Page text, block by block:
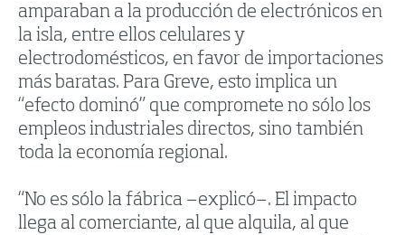
amparaban a la producción de electrónicos en
la isla, entre ellos celulares y
electrodomésticos, en favor de importaciones
más baratas. Para Greve, esto implica un
“efecto dominó” que compromete no sólo los
empleos industriales directos, sino también
toda la economía regional.
“No es sólo la fábrica —explicó—. El impacto
llega al comerciante, al que alquila, al que